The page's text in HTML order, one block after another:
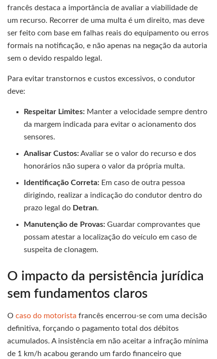
francês destaca a importância de avaliar a viabilidade de
um recurso. Recorrer de uma multa é um direito, mas deve
ser feito com base em falhas reais do equipamento ou erros
formais na notificação, e não apenas na negação da autoria
sem o devido respaldo legal.
Para evitar transtornos e custos excessivos, o condutor
deve:
Respeitar Limites: Manter a velocidade sempre dentro
da margem indicada para evitar o acionamento dos
sensores.
Analisar Custos:Avaliar se o valor do recurso e dos
honorários não supera o valor da própria multa.
Identificação Correta: Em caso de outra pessoa
dirigindo, realizar a indicação do condutor dentro do
prazo legal do Detran.
Manutenção de Provas: Guardar comprovantes que
possam atestar a localização do veículo em caso de
suspeita de clonagem.
O impacto da persistência jurídica
sem fundamentos claros
O caso do motorista francês encerrou-se com uma decisão
definitiva, forçando o pagamento total dos débitos
acumulados. A insistência em não aceitar a infração mínima
de 1 km/h acabou gerando um fardo financeiro que